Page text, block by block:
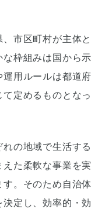
率とは？
正ポイント
市区町村が主体と
枠組みは国から示
用ルールは都道府
定めるものとなっ
の地域で生活する
た柔軟な事業を実
。そのため自治体
定し、効率的・効